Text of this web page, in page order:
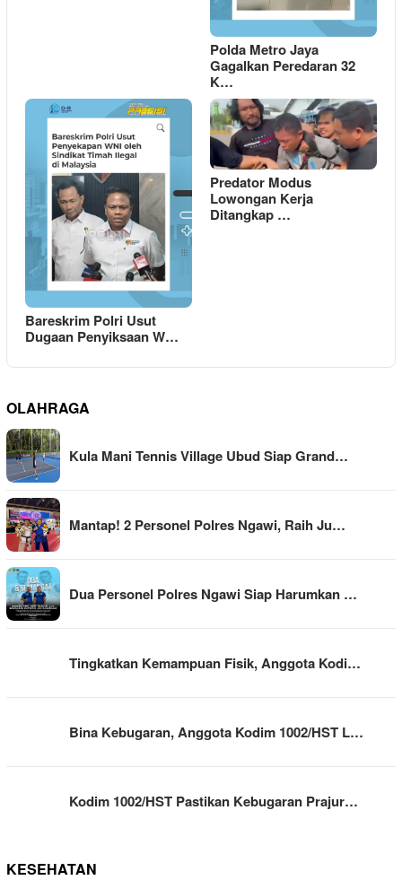
Polda Metro Jaya
Gagalkan Peredaran 32
K…
Bareskrim Polri Usut
Dugaan Penyiksaan W…
Predator Modus
Lowongan Kerja
Ditangkap …
OLAHRAGA
Kula Mani Tennis Village Ubud Siap Grand…
Mantap! 2 Personel Polres Ngawi, Raih Ju…
Dua Personel Polres Ngawi Siap Harumkan …
Tingkatkan Kemampuan Fisik, Anggota Kodi…
Bina Kebugaran, Anggota Kodim 1002/HST L…
Kodim 1002/HST Pastikan Kebugaran Prajur…
KESEHATAN